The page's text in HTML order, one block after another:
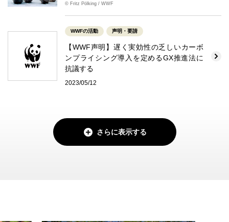
© Fritz Pölking / WWF
WWFの活動 声明・要請
【WWF声明】遅く実効性の乏しいカーボ
ンプライシング導入を定めるGX推進法に
抗議する
2023/05/12
さらに表示する